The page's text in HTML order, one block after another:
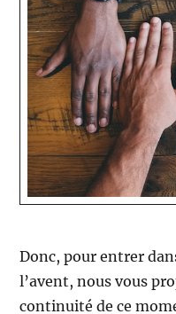
Donc, pour entrer
l’avent, nous vous
continuité de ce